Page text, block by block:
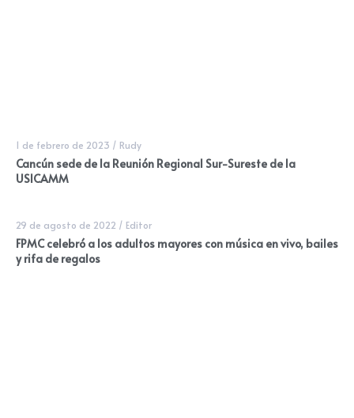
1 de febrero de 2023 / Rudy
Cancún sede de la Reunión Regional Sur-Sureste de la
USICAMM
29 de agosto de 2022 / Editor
FPMC celebró a los adultos mayores con música en vivo, bailes
y rifa de regalos